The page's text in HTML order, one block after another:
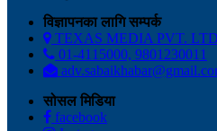
विज्ञापनका लागि सम्पर्क
TEXAS MEDIA PVT.
01-4115000, 9801230011
सोसल मिडिया
facebook